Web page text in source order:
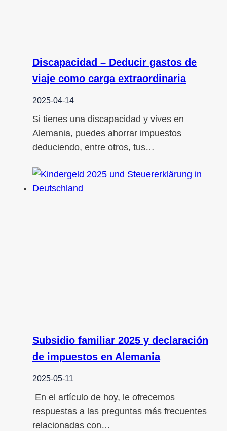
Discapacidad – Deducir gastos de
viaje como carga extraordinaria
2025-04-14
Si tienes una discapacidad y vives en
Alemania, puedes ahorrar impuestos
deduciendo, entre otros, tus…
Subsidio familiar 2025 y declaración
de impuestos en Alemania
2025-05-11
En el artículo de hoy, le ofrecemos
respuestas a las preguntas más frecuentes
relacionadas con…